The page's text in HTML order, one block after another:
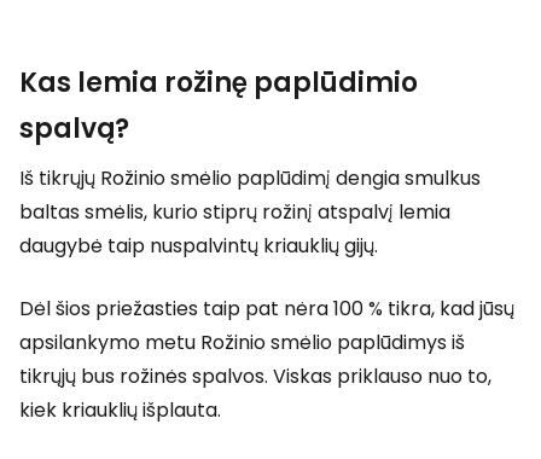
Kas lemia rožinę paplūdimio
spalvą?
Iš tikrųjų Rožinio smėlio paplūdimį dengia smulkus
baltas smėlis, kurio stiprų rožinį atspalvį lemia
daugybė taip nuspalvintų kriauklių gijų.
Dėl šios priežasties taip pat nėra 100 % tikra, kad jūsų
apsilankymo metu Rožinio smėlio paplūdimys iš
tikrųjų bus rožinės spalvos. Viskas priklauso nuo to,
kiek kriauklių išplauta.